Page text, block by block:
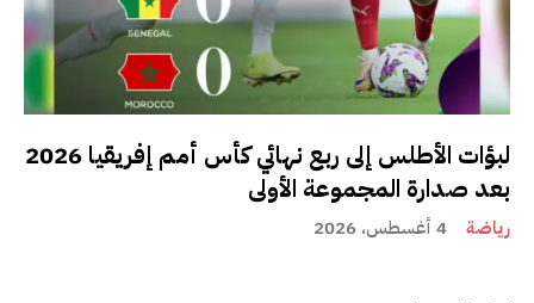
لبؤات الأطلس إلى ربع نهائي كأس أمم إفريقيا 2026
بعد صدارة المجموعة الأولى
رياضة 4 أغسطس، 2026